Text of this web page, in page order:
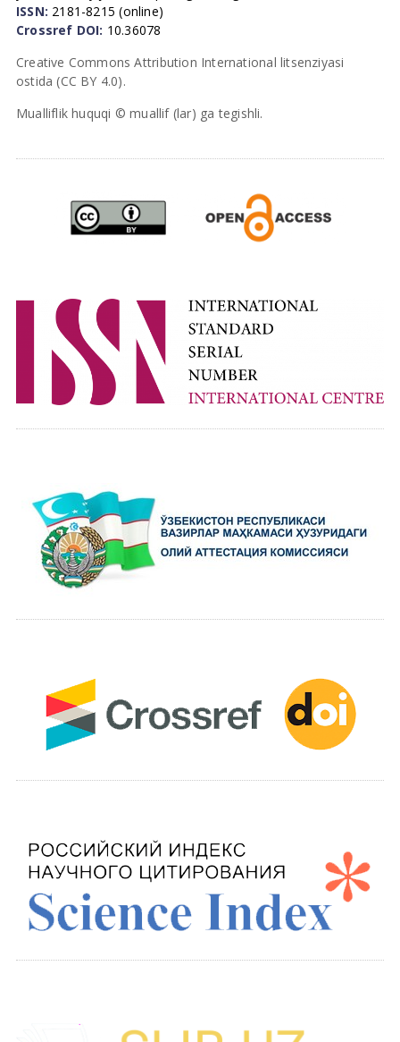
ISSN: 2181-8215 (online)
Crossref DOI: 10.36078
Creative Commons Attribution International litsenziyasi
ostida (CC BY 4.0).
Mualliflik huquqi © muallif (lar) ga tegishli.